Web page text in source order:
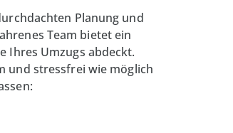
Planung und
Team bietet ein
Ihres Umzugs abdeckt.
und stressfrei wie möglich